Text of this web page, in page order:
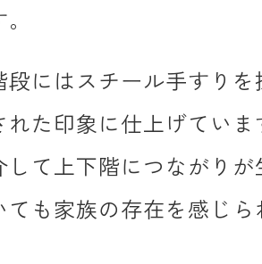
段にはスチール手すり
れた印象に仕上げてい
して上下階につながり
ても家族の存在を感じ